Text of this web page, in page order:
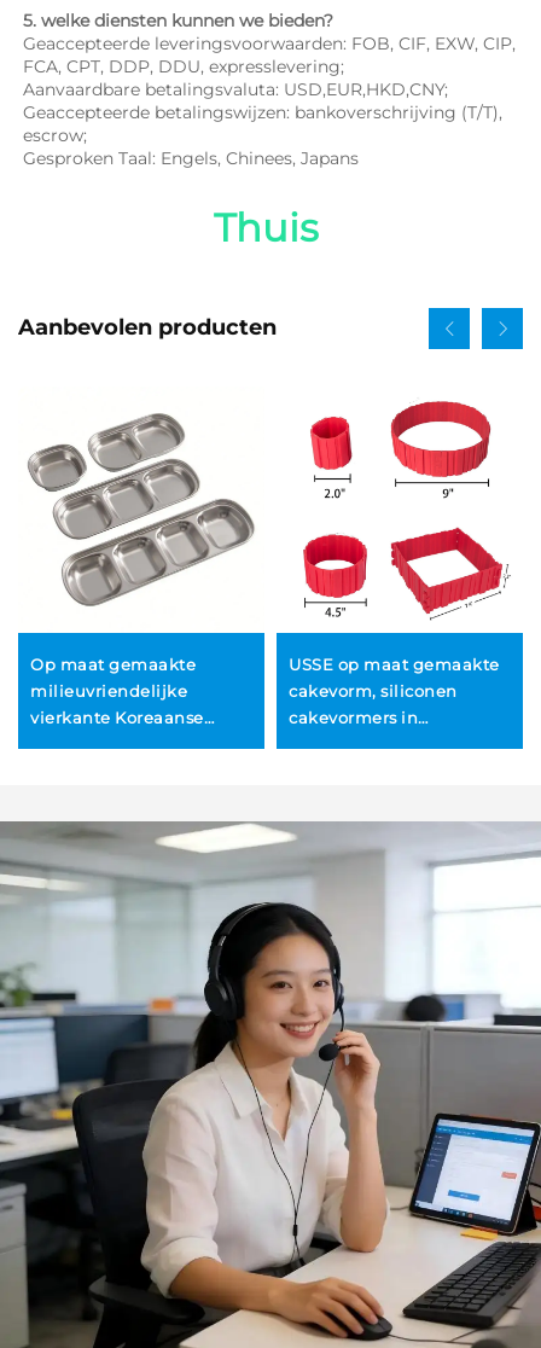
5. welke diensten kunnen we bieden?
Geaccepteerde leveringsvoorwaarden: FOB, CIF, EXW, CIP,
FCA, CPT, DDP, DDU, expresslevering;
Aanvaardbare betalingsvaluta: USD,EUR,HKD,CNY;
Geaccepteerde betalingswijzen: bankoverschrijving (T/T),
escrow;
Gesproken Taal: Engels, Chinees, Japans
Thuis
Aanbevolen producten
Op maat gemaakte
milieuvriendelijke
vierkante Koreaanse
thuisgebruik,
minimalistisch ontwerp,
saus, 100 stuks
USSE op maat gemaakte
cakevorm, siliconen
cakevormers in
hartvormige en ronde
cakevorm